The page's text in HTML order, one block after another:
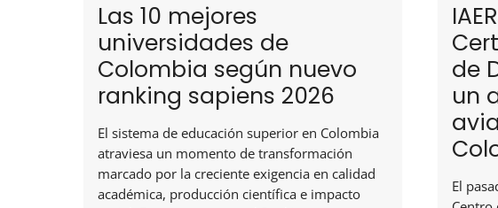
Las 10 mejores
universidades de
Colombia según nuevo
ranking sapiens 2026
El sistema de educación superior en Colombia
atraviesa un momento de transformación
marcado por la creciente exigencia en calidad
académica, producción científica e impacto
de
un
El